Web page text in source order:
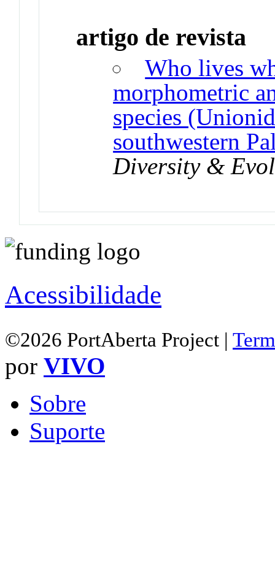
artigo de revista
Who lives
morphometric
species
southwestern
Diversity &
Acessibilidade
©2026 PortAberta Project |
por VIVO
Sobre
Suporte